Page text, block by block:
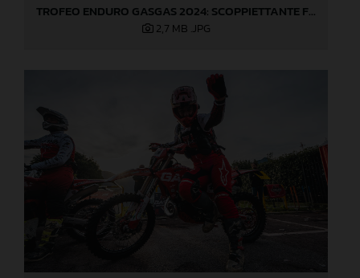
TROFEO ENDURO GASGAS 2024: SCOPPIETTANTE FINALE DI STAGIONE A LOVERE!
2,7 MB .JPG